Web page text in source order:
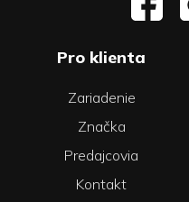
Pro klienta
Zariadenie
Značka
Predajcovia
Kontakt